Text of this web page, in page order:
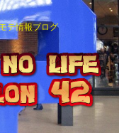
テ情報ブログ